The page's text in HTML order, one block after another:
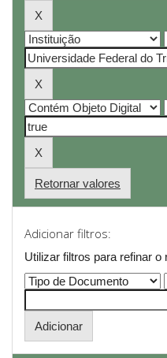
Retornar valores
Adicionar filtros:
Utilizar filtros para refinar o